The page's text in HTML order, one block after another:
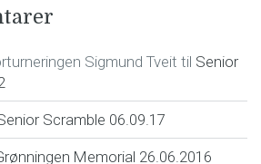
Sigmund Tveit til Senior
Scramble 06.09.17
Memorial 26.06.2016